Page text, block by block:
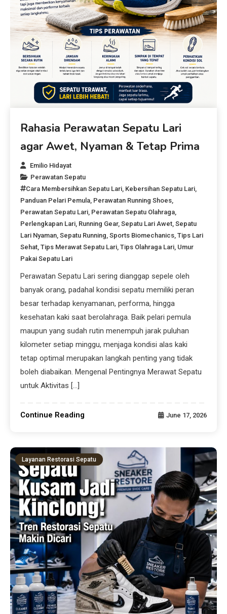
Rahasia Perawatan Sepatu Lari
agar Awet, Nyaman & Tetap Prima
Emilio Hidayat
Perawatan Sepatu
Cara Membersihkan Sepatu Lari, Kebersihan Sepatu Lari,
Panduan Pelari Pemula, Perawatan Running Shoes,
Perawatan Sepatu Lari, Perawatan Sepatu Olahraga,
Perlengkapan Lari, Running Gear,Sepatu Lari Awet,Sepatu
Lari Nyaman,Sepatu Running,Sports Biomechanics,Tips Lari
Sehat,Tips Merawat Sepatu Lari,Tips Olahraga Lari, Umur
Pakai Sepatu Lari
Perawatan Sepatu Lari sering dianggap sepele oleh
banyak orang, padahal kondisi sepatu memiliki peran
besar terhadap kenyamanan, performa, hingga
kesehatan kaki saat berolahraga. Baik pelari pemula
maupun yang sudah rutin menempuh jarak puluhan
kilometer setiap minggu, menjaga kondisi alas kaki
tetap optimal merupakan langkah penting yang tidak
boleh diabaikan. Mengenal Pentingnya Merawat Sepatu
untuk Aktivitas […]
Continue Reading June 17, 2026
Layanan Restorasi Sepatu